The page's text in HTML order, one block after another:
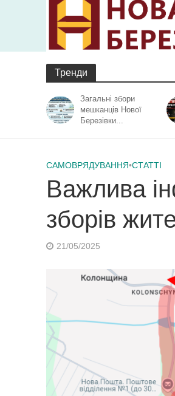
Тренди
Загальні збори
мешканців Нової
Березівки...
САМОВРЯДУВАННЯ•СТАТТІ
Важлива
зборів
21/05/2025